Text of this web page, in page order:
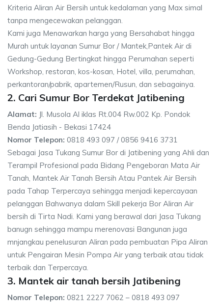
Kriteria Aliran Air Bersih untuk kedalaman yang Max simal
tanpa mengecewakan pelanggan.
Kami juga Menawarkan harga yang Bersahabat hingga
Murah untuk layanan Sumur Bor / Mantek,Pantek Air di
Gedung-Gedung Bertingkat hingga Perumahan seperti
Workshop, restoran, kos-kosan, Hotel, villa, perumahan,
perkantoran/pabrik, apartemen/Rusun, dan sebagainya.
2. Cari Sumur Bor Terdekat Jatibening
Alamat: Jl. Musola Al iklas Rt.004 Rw.002 Kp. Pondok
Benda Jatiasih - Bekasi 17424
Nomor Telepon: 0818 493 097 / 0856 9416 3731
Sebagai Jasa Tukang Sumur Bor di Jatibening yang Ahli dan
Terampil Profesional pada Bidang Pengeboran Mata Air
Tanah, Mantek Air Tanah Bersih Atau Pantek Air Bersih
pada Tahap Terpercaya sehingga menjadi kepercayaan
pelanggan Bahwanya dalam Skill pekerja Bor Aliran Air
bersih di Tirta Nadi. Kami yang berawal dari Jasa Tukang
banugn sehingga mampu merenovasi Bangunan juga
mnjangkau penelusuran Aliran pada pembuatan Pipa Aliran
untuk Pengairan Mesin Pompa Air yang terbaik atau tidak
terbaik dan Terpercaya.
3. Mantek air tanah bersih Jatibening
Nomor Telepon: 0821 2227 7062 – 0818 493 097